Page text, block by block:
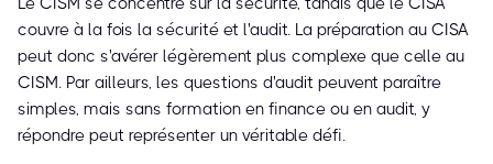
couvre à la fois la sécurité et l'audit. La préparation au CISA
peut donc s'avérer légèrement plus complexe que celle au
CISM. Par ailleurs, les questions d'audit peuvent paraître
simples, mais sans formation en finance ou en audit, y
répondre peut représenter un véritable défi.